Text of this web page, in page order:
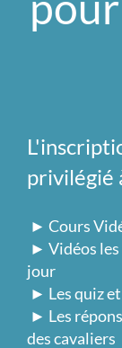
privilégié
► Cours
► Vidéos les
jour
► Les quiz
► Les
des cavaliers